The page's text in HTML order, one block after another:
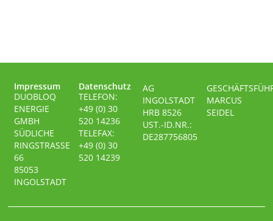
Impressum
DUOBLOQ
ENERGIE
GMBH
SÜDLICHE
RINGSTRASSE
66
85053
INGOLSTADT
Datenschutz
TELEFON:
+49 (0) 30
520 14236
TELEFAX:
+49 (0) 30
520 14239
AG
INGOLSTADT
HRB 8526
UST.-ID.NR.:
DE287756805
MARCUS
SEIDEL